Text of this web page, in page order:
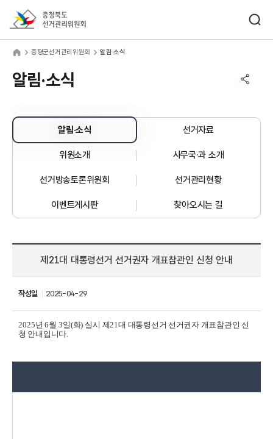
증평군선거관리위원회 알림·소식
알림·소식
알림·소식 선거자료
위원소개 사무국·과 소개
선거방송토론위원회 선거관리현황
이벤트게시판 찾아오시는 길
제21대 대통령선거 선거권자 개표참관인 신청 안내
작성일 2025-04-29
2025년6월 3일(화) 실시 제21대 대통령선거 선거권자 개표참관인 신
청 안내입니다.